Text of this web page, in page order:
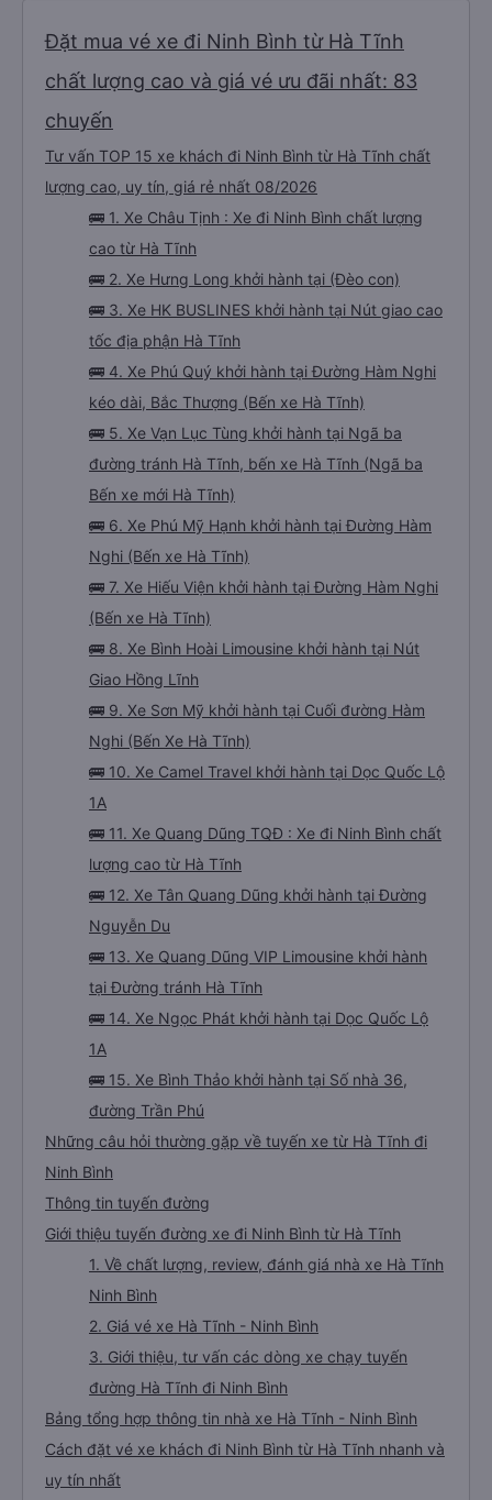
Đặt mua vé xe đi Ninh Bình từ Hà Tĩnh
chất lượng cao và giá vé ưu đãi nhất: 83
chuyến
Tư vấn TOP 15 xe khách đi Ninh Bình từ Hà Tĩnh chất
lượng cao, uy tín, giá rẻ nhất 08/2026
🚌 1. Xe Châu Tịnh : Xe đi Ninh Bình chất lượng
cao từ Hà Tĩnh
🚌 2. Xe Hưng Long khởi hành tại (Đèo con)
🚌 3. Xe HK BUSLINES khởi hành tại Nút giao cao
tốc địa phận Hà Tĩnh
🚌 4. Xe Phú Quý khởi hành tại Đường Hàm Nghi
kéo dài, Bắc Thượng (Bến xe Hà Tĩnh)
🚌 5. Xe Vạn Lục Tùng khởi hành tại Ngã ba
đường tránh Hà Tĩnh, bến xe Hà Tĩnh (Ngã ba
Bến xe mới Hà Tĩnh)
🚌 6. Xe Phú Mỹ Hạnh khởi hành tại Đường Hàm
Nghi (Bến xe Hà Tĩnh)
🚌 7. Xe Hiếu Viện khởi hành tại Đường Hàm Nghi
(Bến xe Hà Tĩnh)
🚌 8. Xe Bình Hoài Limousine khởi hành tại Nút
Giao Hồng Lĩnh
🚌 9. Xe Sơn Mỹ khởi hành tại Cuối đường Hàm
Nghi (Bến Xe Hà Tĩnh)
🚌 10. Xe Camel Travel khởi hành tại Dọc Quốc Lộ
1A
🚌 11. Xe Quang Dũng TQĐ : Xe đi Ninh Bình chất
lượng cao từ Hà Tĩnh
🚌 12. Xe Tân Quang Dũng khởi hành tại Đường
Nguyễn Du
🚌 13. Xe Quang Dũng VIP Limousine khởi hành
tại Đường tránh Hà Tĩnh
🚌 14. Xe Ngọc Phát khởi hành tại Dọc Quốc Lộ
1A
🚌 15. Xe Bình Thảo khởi hành tại Số nhà 36,
đường Trần Phú
Những câu hỏi thường gặp về tuyến xe từ Hà Tĩnh đi
Ninh Bình
Thông tin tuyến đường
Giới thiệu tuyến đường xe đi Ninh Bình từ Hà Tĩnh
1. Về chất lượng, review, đánh giá nhà xe Hà Tĩnh
Ninh Bình
2. Giá vé xe Hà Tĩnh - Ninh Bình
3. Giới thiệu, tư vấn các dòng xe chạy tuyến
đường Hà Tĩnh đi Ninh Bình
Bảng tổng hợp thông tin nhà xe Hà Tĩnh - Ninh Bình
Cách đặt vé xe khách đi Ninh Bình từ Hà Tĩnh nhanh và
uy tín nhất